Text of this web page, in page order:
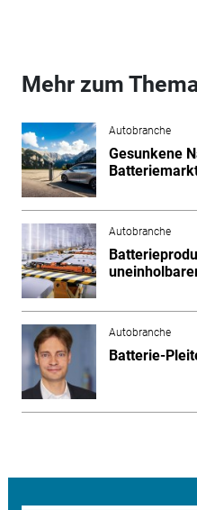
Mehr zum
Autobranche
Gesunkene
Autobranche
Autobranche
Batterie-